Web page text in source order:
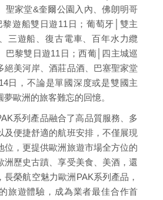
聖家堂&奎爾公園入內、佛朗明哥
黎遊船雙日遊11日；葡萄牙│雙主
三遊船、復古電車、百年水力纜
巴黎雙日遊11日；西葡│四主城巡
絕美河岸、酒莊品酒、巴塞聖家堂
日，不論是單國深度或是雙國主
歐洲的旅客難忘的回憶。
系列產品融合了高品質服務、多
及便捷舒適的航班安排，不僅展現
位，更提供歐洲旅遊市場全方位的
洲歷史古蹟、享受美食、美酒，還
長榮航空魅力歐洲PAK系列產品，
旅遊體驗，成為業者最佳合作首